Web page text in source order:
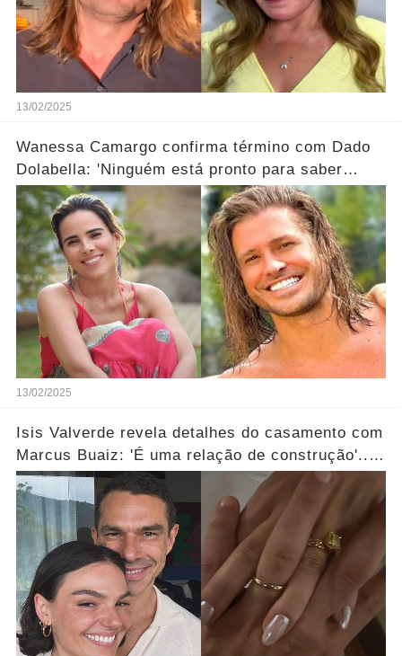
13/02/2025
Wanessa Camargo confirma término com Dado
Dolabella: 'Ninguém está pronto para saber
ainda'
13/02/2025
Isis Valverde revela detalhes do casamento com
Marcus Buaiz: 'É uma relação de construção'...
Ver mais